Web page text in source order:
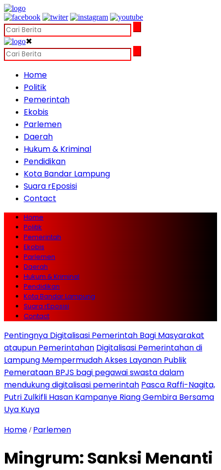
✖
Home
Politik
Pemerintah
Ekobis
Parlemen
Daerah
Hukum & Kriminal
Pendidikan
Kota Bandar Lampung
Suara rEposisi
Contact
Home
Politik
Pemerintah
Ekobis
Parlemen
Daerah
Hukum & Kriminal
Pendidikan
Kota Bandar Lampung
Suara rEposisi
Contact
Pentingnya Digitalisasi Pemerintah Bagi Masyarakat
ataupun Pemerintahan Digitalisasi Pemerintahan di
Lampung Mempermudah Akses Layanan Publik
Pemerataan BPJS bagi pegawai swasta dalam
mendukung digitalisasi pemerintah Pasca Raffi-Nagita,
Putri Zulkifli Hasan Kampanye Riang Gembira Bersama
Uya Kuya
Home / Parlemen
Mingrum: Sanksi Menanti